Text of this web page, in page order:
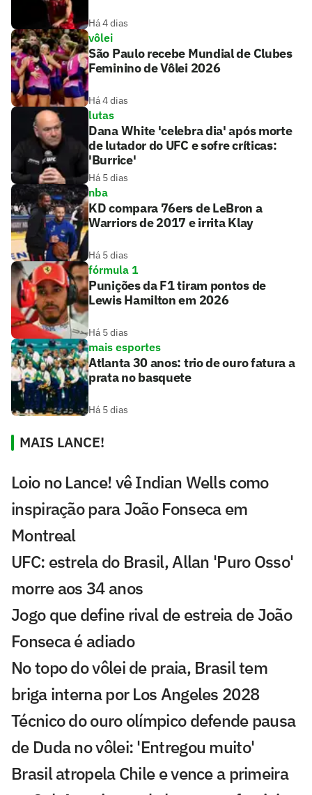
Há 4 dias
vôlei
São Paulo recebe Mundial de Clubes
Feminino de Vôlei 2026
Há 4 dias
lutas
Dana White 'celebra dia' após morte
de lutador do UFC e sofre críticas:
'Burrice'
Há 5 dias
nba
KD compara 76ers de LeBron a
Warriors de 2017 e irrita Klay
Há 5 dias
fórmula 1
Punições da F1 tiram pontos de
Lewis Hamilton em 2026
Há 5 dias
mais esportes
Atlanta 30 anos: trio de ouro fatura a
prata no basquete
Há 5 dias
MAIS LANCE!
Loio no Lance! vê Indian Wells como
inspiração para João Fonseca em
Montreal
UFC: estrela do Brasil, Allan 'Puro Osso'
morre aos 34 anos
Jogo que define rival de estreia de João
Fonseca é adiado
No topo do vôlei de praia, Brasil tem
briga interna por Los Angeles 2028
Técnico do ouro olímpico defende pausa
de Duda no vôlei: 'Entregou muito'
Brasil atropela Chile e vence a primeira